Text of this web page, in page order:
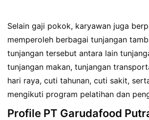
Selain gaji pokok, karyawan juga
memperoleh berbagai tunjangan
tunjangan tersebut antara lain
tunjangan makan, tunjangan
hari raya, cuti tahunan, cuti sakit,
mengikuti program pelatihan dan
Profile PT Garudafood